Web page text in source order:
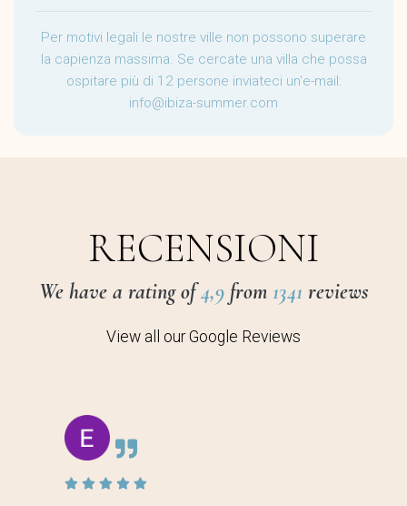
Per motivi legali le nostre ville non possono superare
la capienza massima. Se cercate una villa che possa
ospitare più di 12 persone inviateci un'e-mail:
info@ibiza-summer.com
RECENSIONI
We have a rating of4,9from 1341 reviews
View all our Google Reviews